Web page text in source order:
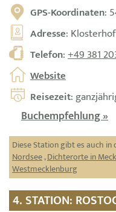
GPS-Koordinaten:
Adresse:
Telefon:+49 381
Website
Reisezeit:
Buchempfehlung »
Diese Station gibt es auch in
Nordsee,Dichterorte in
Westmecklenburg
4. STATION: